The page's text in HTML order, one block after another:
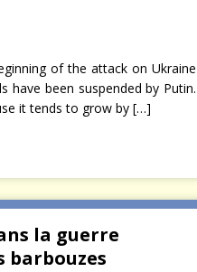
of the attack on Ukraine
have been suspended by Putin.
it tends to grow by […]
la guerre
barbouzes